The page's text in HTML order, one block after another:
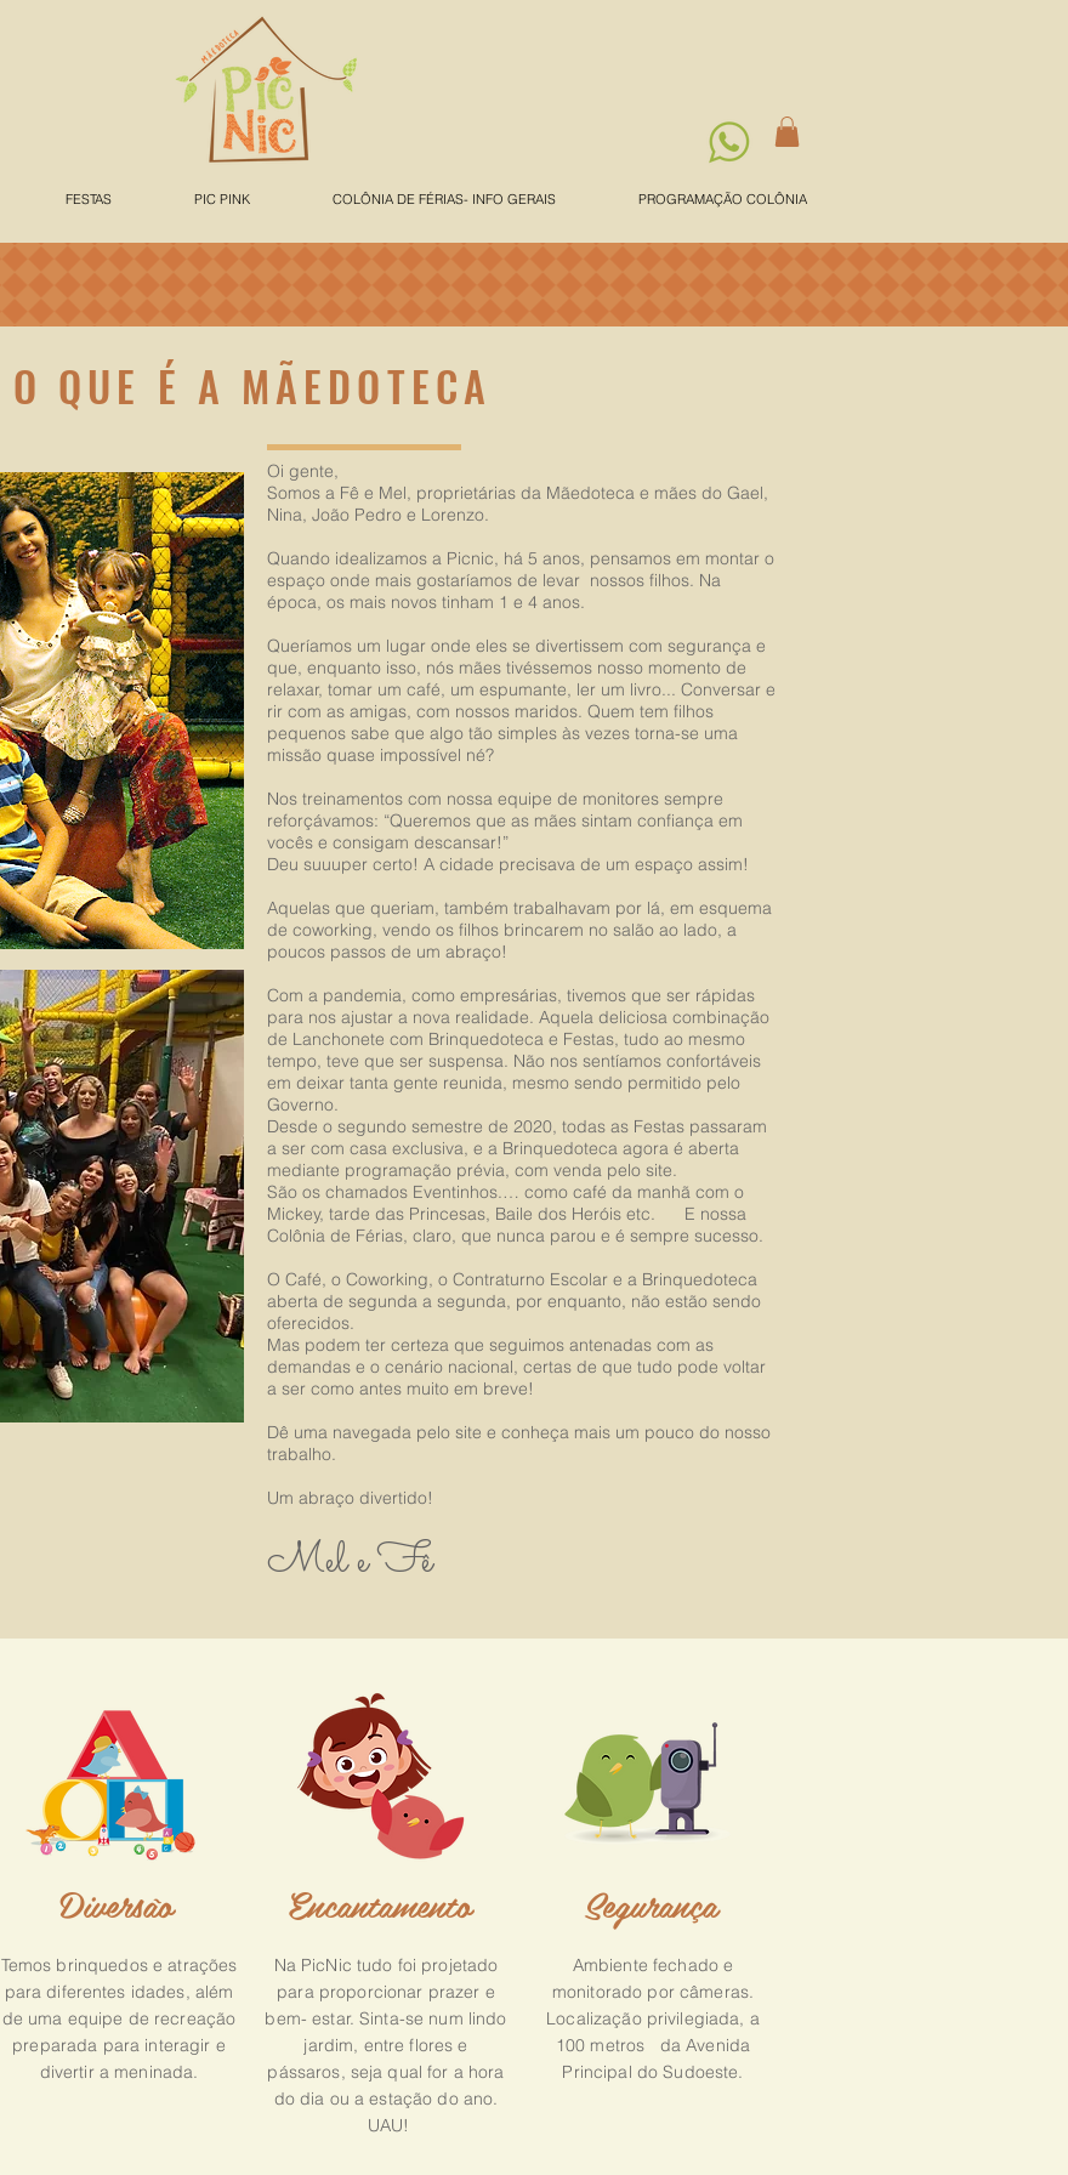
FESTAS PIC PINK COLÔNIA DE FÉRIAS- INFO GERAIS PROGRAMAÇÃO COLÔNIA
O QUE É A MÃEDOTECA
Oi gente,
Somos a Fê e Mel, proprietárias da Mãedoteca e mães do Gael,
Nina, João Pedro e Lorenzo.
Quando idealizamos a Picnic, há 5 anos, pensamos em montar o
espaço onde mais gostaríamos de levar nossos filhos. Na
época, os mais novos tinham 1 e 4 anos.
Queríamos um lugar onde eles se divertissem com segurança e
que, enquanto isso, nós mães tivéssemos nosso momento de
relaxar, tomar um café, um espumante, ler um livro... Conversar e
rir com as amigas, com nossos maridos. Quem tem filhos
pequenos sabe que algo tão simples às vezes torna-se uma
missão quase impossível né?
Nos treinamentos com nossa equipe de monitores sempre
reforçávamos: “Queremos que as mães sintam confiança em
vocês e consigam descansar!”
Deu suuuper certo! A cidade precisava de um espaço assim!
Aquelas que queriam, também trabalhavam por lá, em esquema
de coworking, vendo os filhos brincarem no salão ao lado, a
poucos passos de um abraço!
Com a pandemia, como empresárias, tivemos que ser rápidas
para nos ajustar a nova realidade. Aquela deliciosa combinação
de Lanchonete com Brinquedoteca e Festas, tudo ao mesmo
tempo, teve que ser suspensa. Não nos sentíamos confortáveis
em deixar tanta gente reunida, mesmo sendo permitido pelo
Governo.
Desde o segundo semestre de 2020, todas as Festas passaram
a ser com casa exclusiva, e a Brinquedoteca agora é aberta
mediante programação prévia, com venda pelo site.
São os chamados Eventinhos.… como café da manhã com o
Mickey, tarde das Princesas, Baile dos Heróis etc. E nossa
Colônia de Férias, claro, que nunca parou e é sempre sucesso.
O Café, o Coworking, o Contraturno Escolar e a Brinquedoteca
aberta de segunda a segunda, por enquanto, não estão sendo
oferecidos.
Mas podem ter certeza que seguimos antenadas com as
demandas e o cenário nacional, certas de que tudo pode voltar
a ser como antes muito em breve!
Dê uma navegada pelo site e conheça mais um pouco do nosso
trabalho.
Um abraço divertido!
Mel e Fê
Diversão Encantamento
Temos brinquedos e atrações
para diferentes idades, além
de uma equipe de recreação
preparada para interagir e
divertir a meninada.
Na PicNic tudo foi projetado
para proporcionar prazer e
bem- estar. Sinta-se num lindo
jardim, entre flores e
pássaros, seja qual for a hora
do dia ou a estação do ano.
UAU!
Segurança
Ambiente fechado e
monitorado por câmeras.
Localização privilegiada, a
100 metros da Avenida
Principal do Sudoeste.